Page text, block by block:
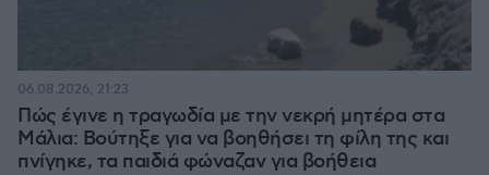
Πώς έγινε η τραγωδία με την νεκρή μητέρα στα
Μάλια: Βούτηξε για να βοηθήσει τη φίλη της και
πνίγηκε, τα παιδιά φώναζαν για βοήθεια
06.08.2026, 21:23